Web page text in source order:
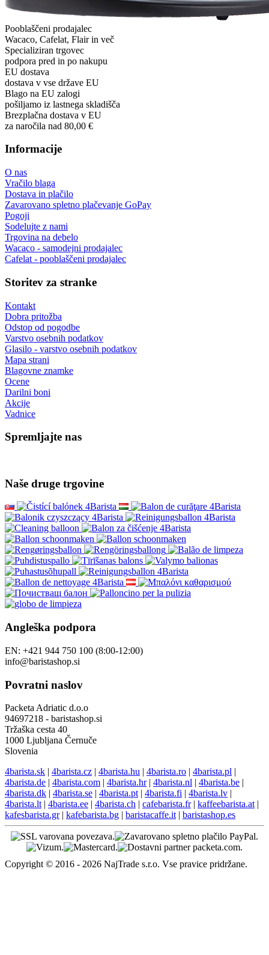
Pooblaščeni prodajalec
Wacaco, Cafelat, Flair in več
Specializiran trgovec
podpora pred in po nakupu
EU dostava
dostava v vse države EU
Blago na EU zalogi
pošiljamo iz lastnega skladišča
Brezplačna dostava v EU
za naročila nad 80,00 €
Informacije
O nas
Vračilo blaga
Dostava in plačilo
Zavarovano spletno plačevanje GoPay
Pogoji
Sodelujte z nami
Trgovina na debelo
Wacaco - samodejni prodajalec
Cafelat - pooblaščeni prodajalec
Storitev za stranke
Kontakt
Dobra pritožba
Odstop od pogodbe
Varstvo osebnih podatkov
Glasilo - varstvo osebnih podatkov
Mapa strani
Blagovne znamke
Ocene
Darilni boni
Akcije
Vadnice
Spremljajte nas
Naše druge trgovine
Angleška podpora
EN: +421 944 750 100 (8:00-12:00)
info@baristashop.si
Povratni naslov
Packeta Adriatic d.o.o
94697218 - baristashop.si
Tržaška cesta 40
1000 Ljubljana Černuče
Slovenia
4barista.sk | 4barista.cz | 4barista.hu | 4barista.ro | 4barista.pl |
4barista.de | 4barista.com | 4barista.hr| 4barista.nl | 4barista.be |
4barista.dk | 4barista.se | 4barista.pt | 4barista.fi | 4barista.lv |
4barista.lt | 4barista.ee | 4barista.ch | cafebarista.fr| kaffeebarista.at |
kafesbarista.gr| kafebarista.bg | baristacaffe.it | baristashop.es
Copyright © 2016 - 2026 NajTrade s.r.o. Vse pravice pridržane.